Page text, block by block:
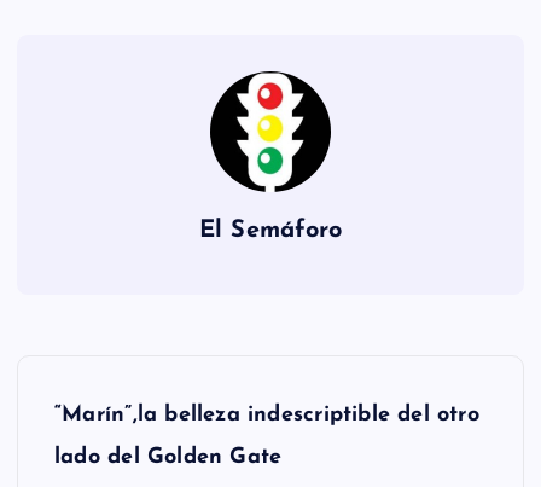
El Semáforo
“Marín”,la belleza indescriptible del otro
lado del Golden Gate